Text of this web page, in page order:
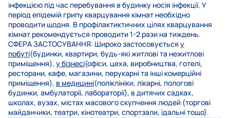
інфекцією під час перебування в будинку носія інфекції. У
період епідемій грипу кварцування кімнат необхідно
проводити щодня. В профілактиктичних цілях кварцування
кімнат рекомендується проводити 1-2 рази на тиждень.
СФЕРА ЗАСТОСУВАННЯ: Широко застосовується у
побуті(будинки, квартири, будь-які житлові та нежитлові
приміщення), у бізнесі(офіси, цеха, виробництва, готелі,
ресторани, кафе, магазини, перукарні та інші комерційні
приміщення), в медицині(поліклініки, лікарні, пологові
будинки, амбулаторії, лабораторії), в дитячих садках,
школах, вузах, містах масового скупчення людей (торгові
майданчики, театри, кінотеатри, спортзали, їдальні тощо).